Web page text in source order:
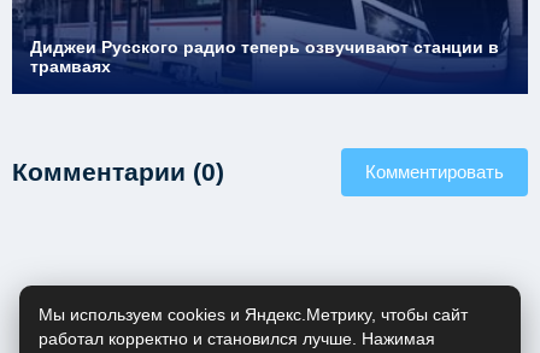
Диджеи Русского радио теперь озвучивают станции в
трамваях
Комментарии (0) Комментировать
Мы используем cookies и Яндекс.Метрику, чтобы сайт
работал корректно и становился лучше. Нажимая